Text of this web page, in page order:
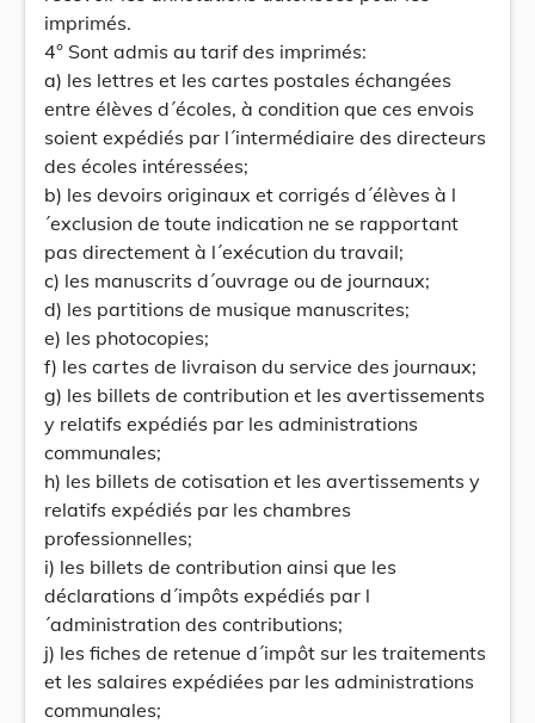
imprimés.
4° Sont admis au tarif des imprimés:
a) les lettres et les cartes postales échangées
entre élèves d´écoles, à condition que ces envois
soient expédiés par l´intermédiaire des directeurs
des écoles intéressées;
b) les devoirs originaux et corrigés d´élèves à l
´exclusion de toute indication ne se rapportant
pas directement à l´exécution du travail;
c) les manuscrits d´ouvrage ou de journaux;
d) les partitions de musique manuscrites;
e) les photocopies;
f) les cartes de livraison du service des journaux;
g) les billets de contribution et les avertissements
y relatifs expédiés par les administrations
communales;
h) les billets de cotisation et les avertissements y
relatifs expédiés par les chambres
professionnelles;
i) les billets de contribution ainsi que les
déclarations d´impôts expédiés par l
´administration des contributions;
j) les fiches de retenue d´impôt sur les traitements
et les salaires expédiées par les administrations
communales;